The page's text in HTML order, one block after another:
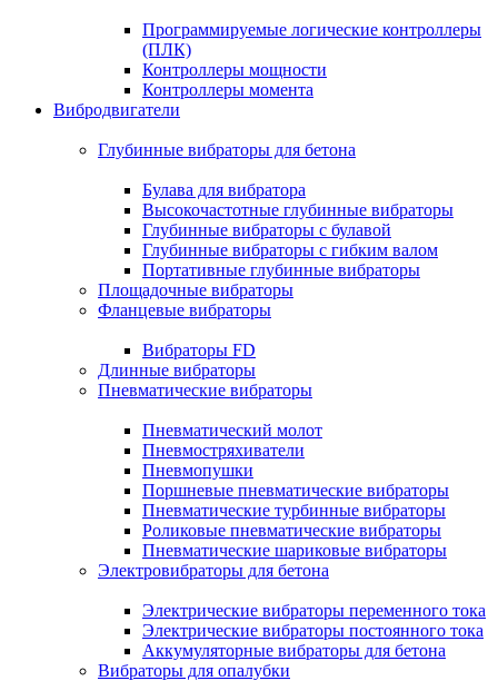
Программируемые логические контроллеры
(ПЛК)
Контроллеры мощности
Контроллеры момента
Вибродвигатели
Глубинные вибраторы для бетона
Булава для вибратора
Высокочастотные глубинные вибраторы
Глубинные вибраторы с булавой
Глубинные вибраторы с гибким валом
Портативные глубинные вибраторы
Площадочные вибраторы
Фланцевые вибраторы
Вибраторы FD
Длинные вибраторы
Пневматические вибраторы
Пневматический молот
Пневмостряхиватели
Пневмопушки
Поршневые пневматические вибраторы
Пневматические турбинные вибраторы
Роликовые пневматические вибраторы
Пневматические шариковые вибраторы
Электровибраторы для бетона
Электрические вибраторы переменного тока
Электрические вибраторы постоянного тока
Аккумуляторные вибраторы для бетона
Вибраторы для опалубки